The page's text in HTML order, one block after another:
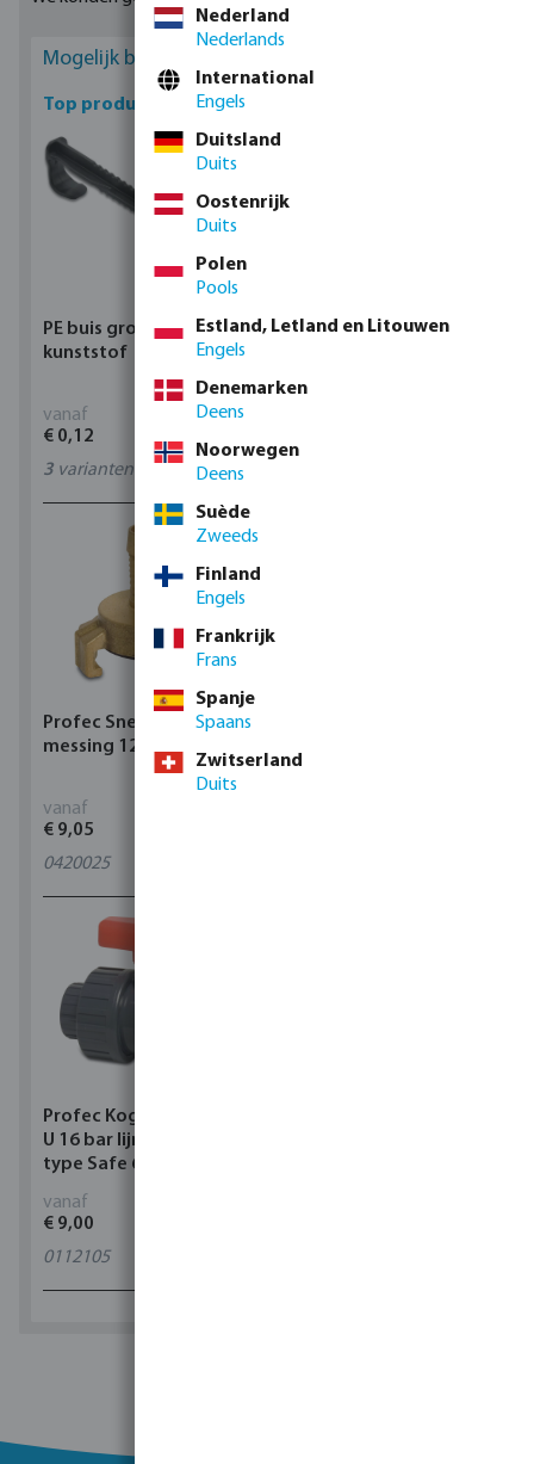
Mogelijk bent u geïnteresseerd
Top producten
PE buis grondklem
kunststof
vanaf
€ 0,12
3 varianten
Profec Kogelkraan
binnendraad type 100
Profec Snelkoppeling
messing 12 bar slangtule
vanaf
€ 9,05
0420025
Profec Kogelkraan PVC-
U 16 bar lijmmof grijs
type Safe 600
vanaf
€ 9,00
0112105
Nederland
Nederlands
International
Engels
Duitsland
Duits
Oostenrijk
Duits
Polen
Pools
Estland, Letland en Litouwen
Engels
Denemarken
Deens
Noorwegen
Deens
Suède
Zweeds
Finland
Engels
Frankrijk
Frans
Spanje
Spaans
Zwitserland
Duits